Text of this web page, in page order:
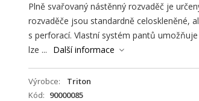
Plně svařovaný nástěnný rozvaděč je
rozvaděče jsou standardně celoskleněné,
s perforací. Vlastní systém pantů
lze ...
Další informace
Výrobce Triton
Kód
90000085